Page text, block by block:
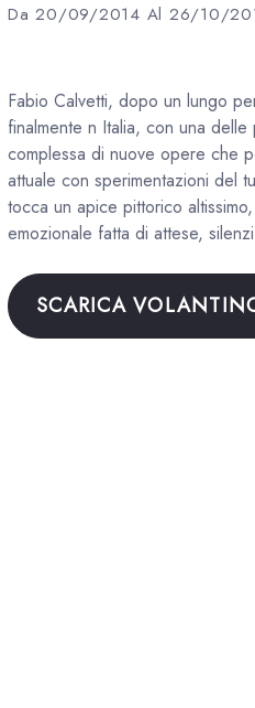
Da 20/09/2014 Al 26/10/
Fabio Calvetti, dopo un lungo
finalmente n Italia, con una
complessa di nuove opere che
attuale con sperimentazioni del
tocca un apice pittorico
emozionale fatta di attese,
SCARICA